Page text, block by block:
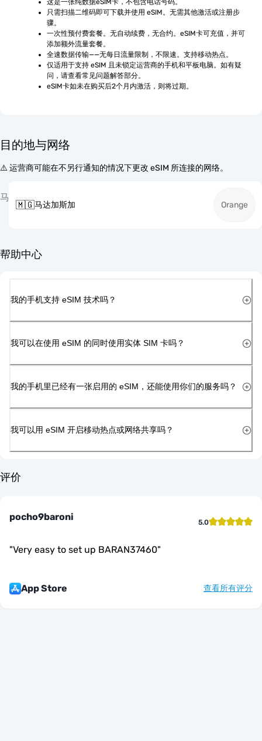
这是一张纯数据eSIM卡，不包含电话号码。
只需扫描二维码即可下载并使用 eSIM。无需其他激活或注册步
骤。
一次性预付费套餐。无自动续费，无合约。eSIM卡可充值，并可
添加额外流量套餐。
全速数据传输——无每日流量限制，不限速。支持移动热点。
仅适用于支持 eSIM 且未锁定运营商的手机和平板电脑。如有疑
问，请查看常见问题解答部分。
eSIM卡如未在购买后2个月内激活，则将过期。
目的地与网络
⚠️ 运营商可能在不另行通知的情况下更改 eSIM 所连接的网络。
马
🇲🇬马达加斯加 Orange
帮助中心
我的手机支持 eSIM 技术吗？
我可以在使用 eSIM 的同时使用实体 SIM 卡吗？
我的手机里已经有一张启用的 eSIM，还能使用你们的服务吗？
我可以用 eSIM 开启移动热点或网络共享吗？
评价
pocho9baroni 5.0
"Very easy to set up BARAN37460"
App Store 查看所有评分